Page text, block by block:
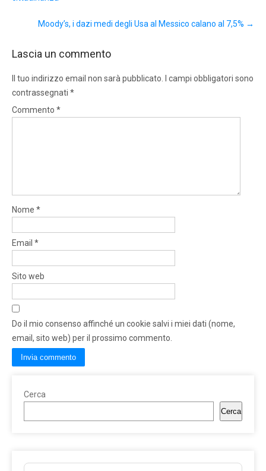
Moody’s, i dazi medi degli Usa al Messico calano al 7,5% →
Lascia un commento
Il tuo indirizzo email non sarà pubblicato.
I campi obbligatori sono
contrassegnati *
Commento *
Nome *
Email *
Sito web
Do il mio consenso affinché un cookie salvi i miei dati (nome,
email, sito web) per il prossimo commento.
Cerca
Cerca